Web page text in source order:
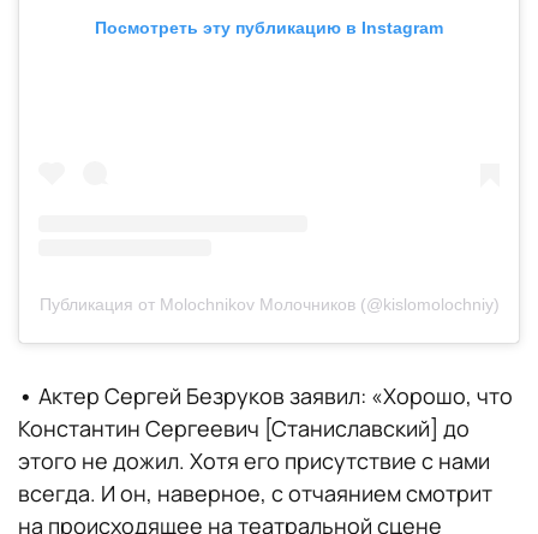
Посмотреть эту публикацию в Instagram
Публикация от Molochnikov Молочников (@kislomolochniy)
• Актер Сергей Безруков заявил: «Хорошо, что
Константин Сергеевич [Станиславский] до
этого не дожил. Хотя его присутствие с нами
всегда. И он, наверное, с отчаянием смотрит
на происходящее на театральной сцене